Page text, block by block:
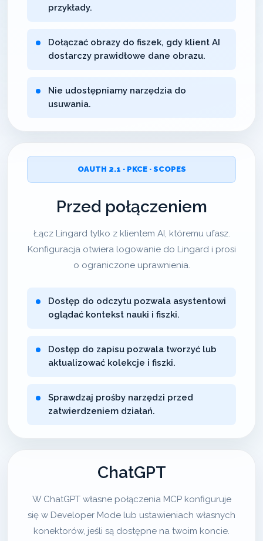
przykłady.
Dołączać obrazy do fiszek, gdy klient AI
dostarczy prawidłowe dane obrazu.
Nie udostępniamy narzędzia do
usuwania.
OAUTH 2.1 · PKCE · SCOPES
Przed połączeniem
Łącz Lingard tylko z klientem AI, któremu ufasz.
Konfiguracja otwiera logowanie do Lingard i prosi
o ograniczone uprawnienia.
Dostęp do odczytu pozwala asystentowi
oglądać kontekst nauki i fiszki.
Dostęp do zapisu pozwala tworzyć lub
aktualizować kolekcje i fiszki.
Sprawdzaj prośby narzędzi przed
zatwierdzeniem działań.
ChatGPT
W ChatGPT własne połączenia MCP konfiguruje
się w Developer Mode lub ustawieniach własnych
konektorów, jeśli są dostępne na twoim koncie.